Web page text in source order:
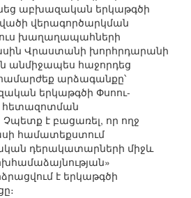
աբխազական երկաթգծի
վերագործարկման
խաղաղապահների
Վրաստանի խորհրդարանի
անմիջապես հաջորդեց
արձագանքը՝
երկաթգծի Փսոու-
հետազոտման
է բացառել, որ ողջ
համատեքստում
դերակատարների միջև
է երկաթգծի